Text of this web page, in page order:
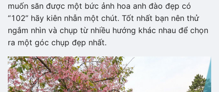
muốn săn được một bức ảnh hoa anh đào đẹp có
“102” hãy kiên nhẫn một chút. Tốt nhất bạn nên thử
ngắm nhìn và chụp từ nhiều hướng khác nhau để chọn
ra một góc chụp đẹp nhất.